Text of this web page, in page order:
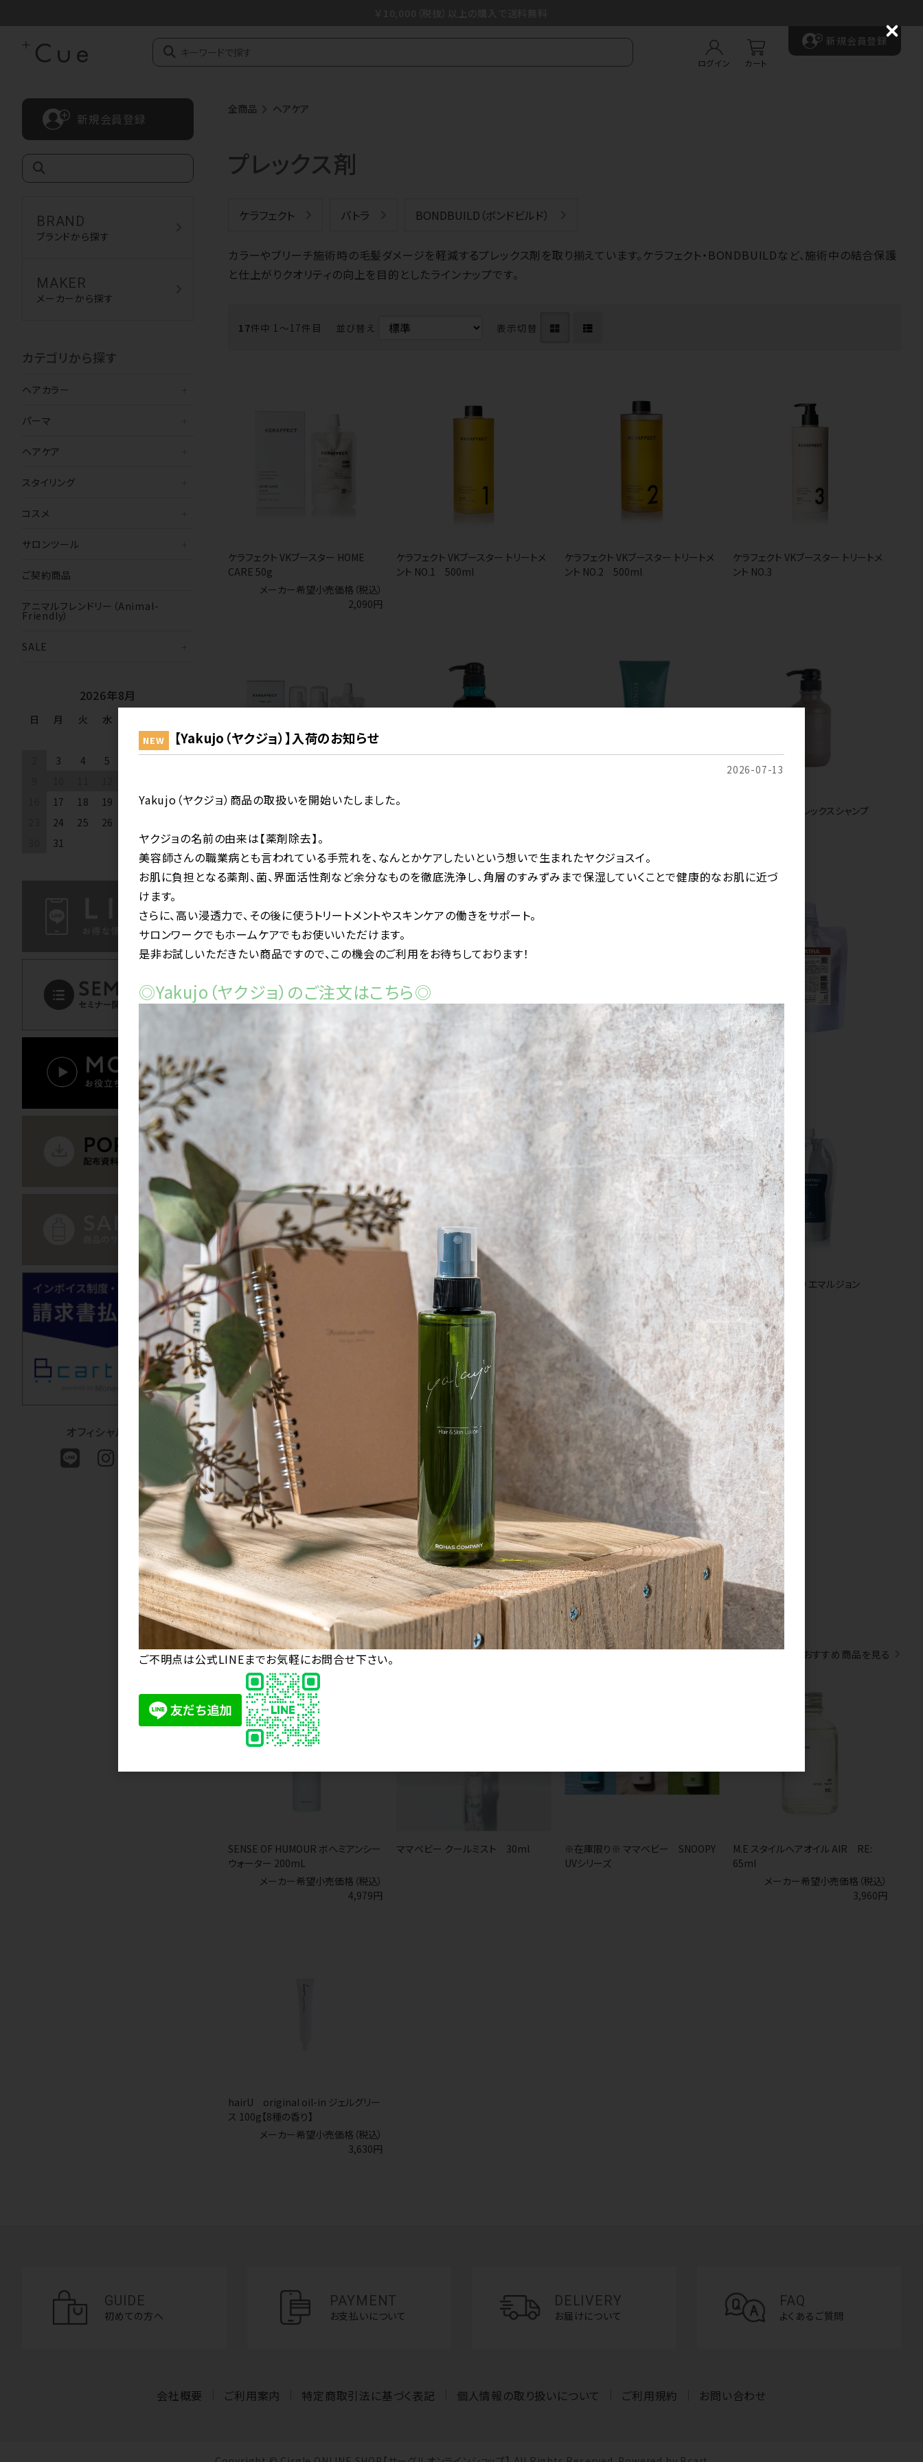
ログイン カート
新規会員登録
全商品 ヘアケア
プレックス剤
ケラフェクト バトラ BONDBUILD（ボンドビルド）
カラーやブリーチ施術時の毛髪ダメージを軽減するプレックス剤を取り揃えています。ケラフェクト・BONDBUILDなど、施術中の結合保護
と仕上がりクオリティの向上を目的としたラインナップです。
17件中 1〜17件目 並び替え 表示切替
ケラフェクト VKブースター HOME
CARE 50g
メーカー希望小売価格（税込）
2,090円
ケラフェクト VKブースター トリートメ
ント NO.1 500ml
ケラフェクト VKブースター トリートメ
ント NO.2 500ml
ケラフェクト VKブースター トリートメ
ント NO.3
ケラフェクト VKブースター TRIAL
SET（30ml/30ml/50g）
BOND BUILD プレックスシャンプ
ト 各サイズ
BOND BUILD プレックスミスト 各
LS バトラ 400g LS バトラ 80g
ケラフェクト アシッドリンク
KERAFFECT ベースウォーター
1000mL
KERAFFECT ベースフォーム
1000mL
ケラフェクト ACID エマルジョン
KERAFFECT セラックフィルム
500mL
17件中 1〜17件目
RECOMMEND
SENSE OF HUMOUR ボヘミアンシー
ウォーター 200mL
メーカー希望小売価格（税込）
4,979円
ママベビー クールミスト 30ml
※在庫限り※ ママベビー SNOOPY
UVシリーズ
M.E スタイルヘアオイル AIR RE:
65ml
メーカー希望小売価格（税込）
3,960円
hairU original oil-in ジェルグリー
ス 100g【8種の香り】
メーカー希望小売価格（税込）
3,630円
すべてのおすすめ商品を見る
新規会員登録
BRAND
ブランドから探す
MAKER
メーカーから探す
カテゴリから探す
ヘアカラー
パーマ
ヘアケア
スタイリング
コスメ
サロンツール
ご契約商品
アニマルフレンドリー（Animal-
Friendly）
SALE
2026年8月
日 月 火 水
1
3 4 5
17 18 19 21
22
24 25 26
31
オフィシャルSNS
GUIDE
初めての方へ
PAYMENT
お支払いについて
DELIVERY
お届けについて
FAQ
よくあるご質問
会社概要 ご利用案内 特定商取引法に基づく表記 個人情報の取り扱いについて ご利用規約 お問い合わせ
NEW 【Yakujo（ヤクジョ）】入荷のお知らせ
2026-07-13
Yakujo（ヤクジョ）商品の取扱いを開始いたしました。
ヤクジョの名前の由来は【薬剤除去】。
美容師さんの職業病とも言われている手荒れを、なんとかケアしたいという想いで生まれたヤクジョスイ。
お肌に負担となる薬剤、菌、界面活性剤など余分なものを徹底洗浄し、角層のすみずみまで保湿していくことで健康的なお肌に近づ
けます。
さらに、高い浸透力で、その後に使うトリートメントやスキンケアの働きをサポート。
サロンワークでもホームケアでもお使いいただけます。
是非お試しいただきたい商品ですので、この機会のご利用をお待ちしております！
◎Yakujo（ヤクジョ）のご注文はこちら◎
ご不明点は公式LINEまでお気軽にお問合せ下さい。
C